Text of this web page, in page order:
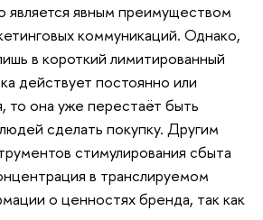
является явным преимуществом
коммуникаций. Однако,
в короткий лимитированный
действует постоянно или
то она уже перестаёт быть
сделать покупку. Другим
стимулирования сбыта
в транслируемом
о ценностях бренда, так как